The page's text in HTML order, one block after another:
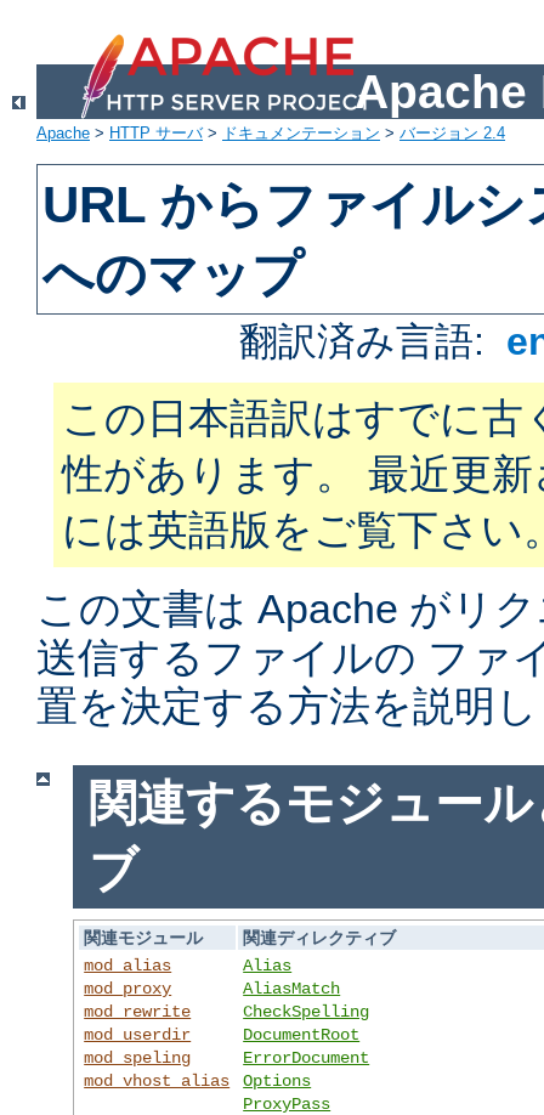
Apache
Apache > HTTP サーバ> ドキュメンテーション > バージョン 2.4
URL からファイル
へのマップ
翻訳済み言語:
この日本語訳はすでに古
性があります。 最近更
には英語版をご覧下さい
この文書は Apache がリ
送信するファイルの ファ
置を決定する方法を説明
関連するモジュー
ブ
関連モジュール
関連ディレクティブ
mod_alias
mod_proxy
mod_rewrite
mod_userdir
mod_speling
mod_vhost_alias
Alias
AliasMatch
CheckSpelling
DocumentRoot
ErrorDocument
Options
ProxyPass